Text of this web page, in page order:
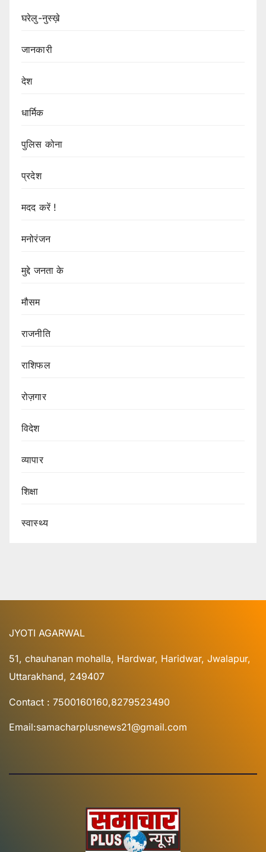
घरेलु-नुस्ख़े
जानकारी
देश
धार्मिक
पुलिस कोना
प्रदेश
मदद करें !
मनोरंजन
मुद्दे जनता के
मौसम
राजनीति
राशिफल
रोज़गार
विदेश
व्यापार
शिक्षा
स्वास्थ्य
JYOTI AGARWAL
51, chauhanan mohalla, Hardwar, Haridwar, Jwalapur,
Uttarakhand, 249407
Contact : 7500160160,8279523490
Email:samacharplusnews21@gmail.com